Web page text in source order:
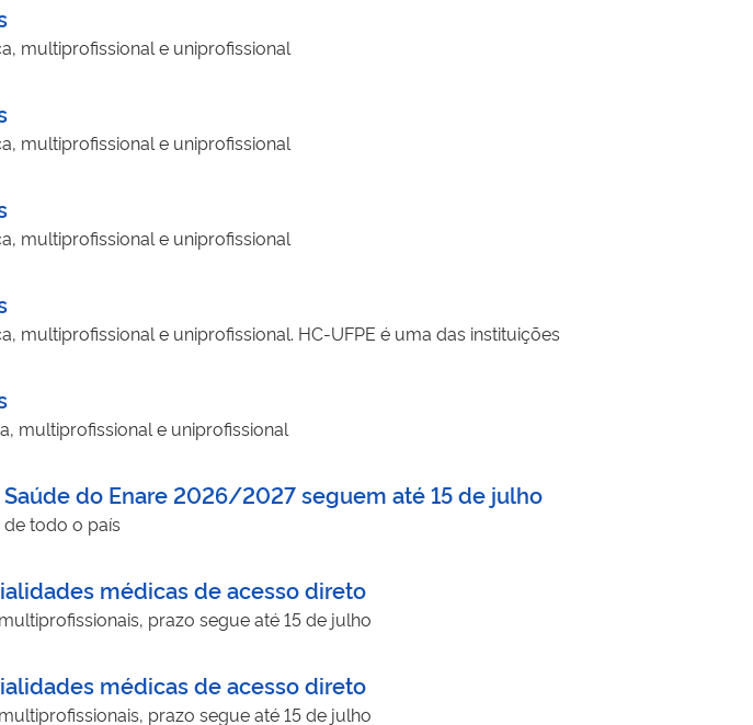
multiprofissional e uniprofissional
multiprofissional e uniprofissional
multiprofissional e uniprofissional
e uniprofissional. HC-UFPE é uma das instituições
multiprofissional e uniprofissional
do Enare 2026/2027 seguem até 15 de julho
todo o país
médicas de acesso direto
prazo segue até 15 de julho
médicas de acesso direto
prazo segue até 15 de julho